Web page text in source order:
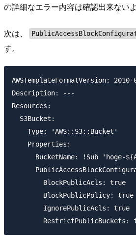
の詳細なエラー内容は確認出来ないよ
次は、
す。
AWSTemplateFormatVersion: 2010-
Description: ---
Resources:
  S3Bucket:
    Type: 'AWS::S3::Bucket'
    Properties:
BucketName: !Sub 'hoge-
        BlockPublicAcls: true
        BlockPublicPolicy: true
        IgnorePublicAcls: true